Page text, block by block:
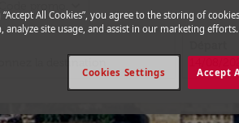
“Accept All Cookies”, you agree to the storing of
analyze site usage, and assist in our marketing efforts.
Accept
Cookies Settings